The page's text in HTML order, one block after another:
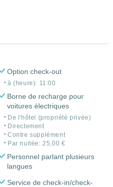
Option check-out
à (heure): 11:00
Borne de recharge pour
voitures électriques
De l'hôtel (propriété privée)
Directement
Contre supplément
Par nuitée: 25,00 €
Personnel parlant plusieurs
langues
Service de check-in/check-